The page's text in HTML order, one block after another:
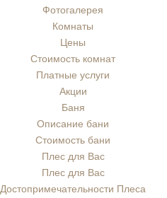
Фотогалерея
Комнаты
Цены
Стоимость комнат
Платные услуги
Акции
Баня
Описание бани
Стоимость бани
Плес для Вас
Плес для Вас
Достопримечательности Плеса